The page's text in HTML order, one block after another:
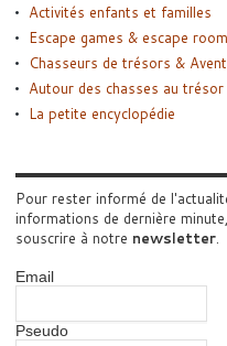
Activités enfants et familles
Escape games & escape
Chasseurs de trésors &
Autour des chasses au trésor
La petite encyclopédie
Pour rester informé de
informations de dernière
souscrire à notre newsletter.
Email
Pseudo